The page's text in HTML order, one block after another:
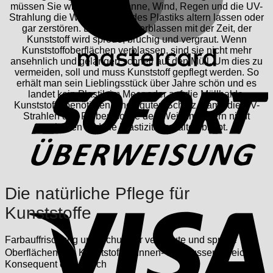
müssen Sie wissen, daß Sonne, Wind, Regen und die UV-
Strahlung die Weichmacher des Plastiks altern lassen oder
gar zerstören. Die Farben verblassen mit der Zeit, der
Kunststoff wird spröde, brüchig und vergraut. Wenn
Kunststoffoberflächen verblassen, sind sie nicht mehr
ansehnlich und gelangen schnell auf den Müll. Um dies zu
vermeiden, soll und muss Kunststoff gepflegt werden. So
erhält man sein Lieblingsstück über Jahre schön und es
landet kein Plastik im Meer oder auf die Müllhalde.
Kunststoffe benötigten einen guten Schutz, damit die UV-
Strahlen den Farben sowie den Weichmachern nicht
schaden und die Elastizität erhalten bleibt.
Die natürliche Pflege für
Kunststoffe
Farbauffrischung und Schutz für vergraute und spröde
Oberflächen aus Kunststoff im Innen- und Aussenbereich
Konsequent ökologisch